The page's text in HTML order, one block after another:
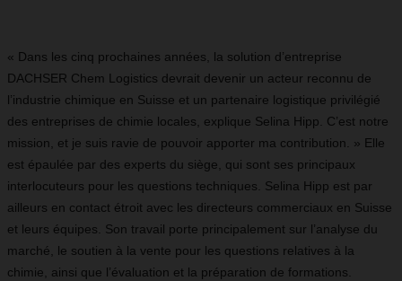
« Dans les cinq prochaines années, la solution d’entreprise
DACHSER Chem Logistics devrait devenir un acteur reconnu de
l’industrie chimique en Suisse et un partenaire logistique privilégié
des entreprises de chimie locales, explique Selina Hipp. C’est notre
mission, et je suis ravie de pouvoir apporter ma contribution. » Elle
est épaulée par des experts du siège, qui sont ses principaux
interlocuteurs pour les questions techniques. Selina Hipp est par
ailleurs en contact étroit avec les directeurs commerciaux en Suisse
et leurs équipes. Son travail porte principalement sur l’analyse du
marché, le soutien à la vente pour les questions relatives à la
chimie, ainsi que l’évaluation et la préparation de formations.